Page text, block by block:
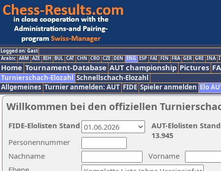
Logged on: Gast
Arabic ARM AZE BIH BUL CAT CHN CRO CZE DEN ENG ESP FAI FIN FRA GER GRE INA
Home Tournament-Database AUT championship Pictures
Turnierschach-Elozahl Schnellschach-Elozahl
Allgemeines Turnier anmelden: AUT FIDE Spieler anmelden Elo
Willkommen bei den offiziellen
Nachname
Vorname
Personennummer
AUT-Elolisten
13.945
FIDE-Elolisten Stand